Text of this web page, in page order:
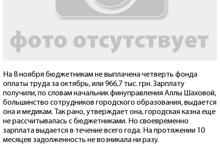
На 8 ноября бюджетникам не выплачена четверть фонда
оплаты труда за октябрь, или 966,7 тыс. грн. Зарплату
получили, по словам начальник финуправления Аллы Шаховой,
большинство сотрудников городского образования, выдается
она и медикам. Так рано, утверждает она, городская казна еще
не рассчитывалась с бюджетниками. Но своевременно
зарплата выдается в течение всего года. На протяжении 10
месяцев задолженность не возникала ни разу.